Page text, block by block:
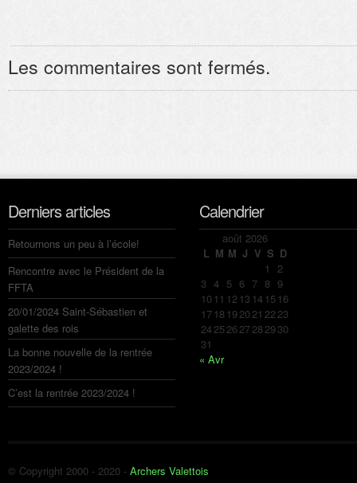
Les commentaires sont fermés.
Derniers articles
Retournons un peu à l’école!
Rencontre avec le Président de la
FFTA
20/01/2024 Saint-Sébastien et
galette des rois
La bonne nouvelle de la rentrée
2023/2024 !
C’est la rentrée 2023/2024 !
Calendrier
août 2026
L M M J V S D
1 2
3 4 5 6 7 8 9
10 11 12 13 14 15 16
17 18 192021 2223
24252627282930
31
« Avr
© Copyright 2000 - 2020 - Archers Valettois